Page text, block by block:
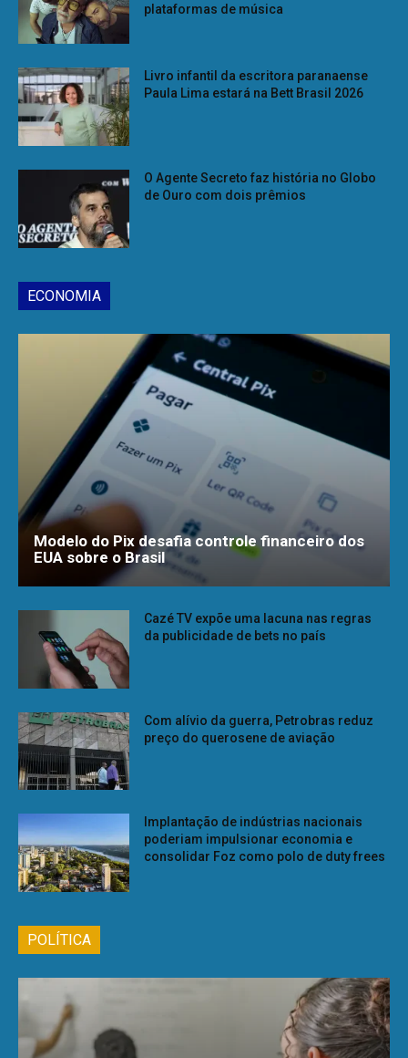
plataformas de música
Livro infantil da escritora paranaense
Paula Lima estará na Bett Brasil 2026
O Agente Secreto faz história no Globo
de Ouro com dois prêmios
ECONOMIA
Modelo do Pix desafia controle financeiro dos
EUA sobre o Brasil
Cazé TV expõe uma lacuna nas regras
da publicidade de bets no país
Com alívio da guerra, Petrobras reduz
preço do querosene de aviação
Implantação de indústrias nacionais
poderiam impulsionar economia e
consolidar Foz como polo de duty frees
POLÍTICA